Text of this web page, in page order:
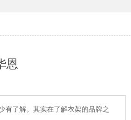
恩
有了解。其实在了解衣架的品牌之